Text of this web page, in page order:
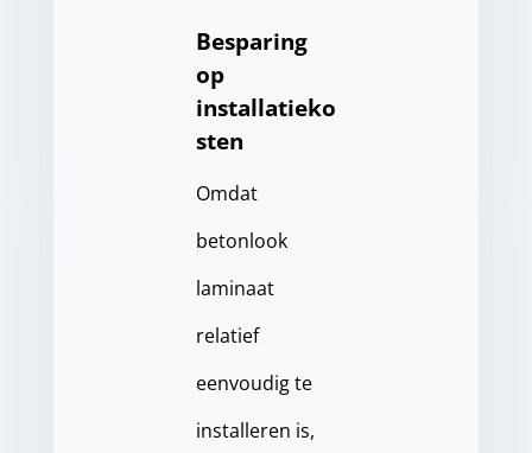
Besparing
op
installatieko
sten
Omdat
betonlook
laminaat
relatief
eenvoudig te
installeren is,